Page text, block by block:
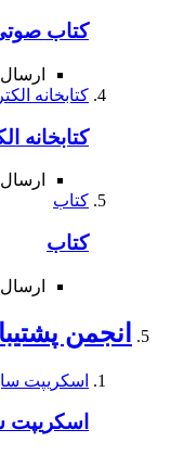
کتاب
ارسال
کتابخانه
کتابخانه
ارسال
کتاب
کتاب
ارسال
انجمن
اسکریپت
اسکریپت